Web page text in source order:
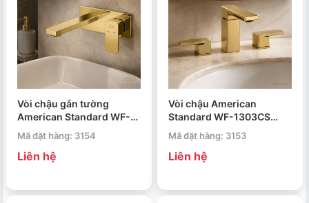
Vòi chậu gắn tường
American Standard WF-
1304CS Acacia Evolution
Mã đặt hàng: 3154
Liên hệ
Vòi chậu American
Standard WF-1303CS
Acacia Evolution
Mã đặt hàng: 3153
Liên hệ